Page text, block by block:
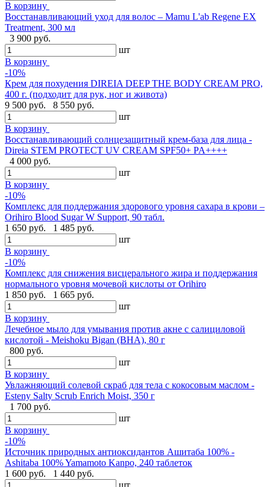
В корзину
Восстанавливающий уход для волос – Mamu L'ab Regene EX
Treatment, 300 мл
3 900 руб.
шт
В корзину
-10%
Крем для похудения DIREIA DEEP THE BODY CREAM PRO,
400 г. (подходит для рук, ног и живота)
9 500 руб.
8 550 руб.
шт
В корзину
Восстанавливающий солнцезащитный крем-база для лица -
Direia STEM PROTECT UV CREAM SPF50+ PA++++
4 000 руб.
шт
В корзину
-10%
Комплекс для поддержания здорового уровня сахара в крови –
Orihiro Blood Sugar W Support, 90 табл.
1 650 руб.
1 485 руб.
шт
В корзину
-10%
Комплекс для снижения висцерального жира и поддержания
нормального уровня мочевой кислоты от Orihiro
1 850 руб.
1 665 руб.
шт
В корзину
Лечебное мыло для умывания против акне с салициловой
кислотой - Meishoku Bigan (BHA), 80 г
800 руб.
шт
В корзину
Увлажняющий солевой скраб для тела с кокосовым маслом -
Esteny Salty Scrub Enrich Moist, 350 г
1 700 руб.
шт
В корзину
-10%
Источник природных антиоксидантов Ашитаба 100% -
Ashitaba 100% Yamamoto Kanpo, 240 таблеток
1 600 руб.
1 440 руб.